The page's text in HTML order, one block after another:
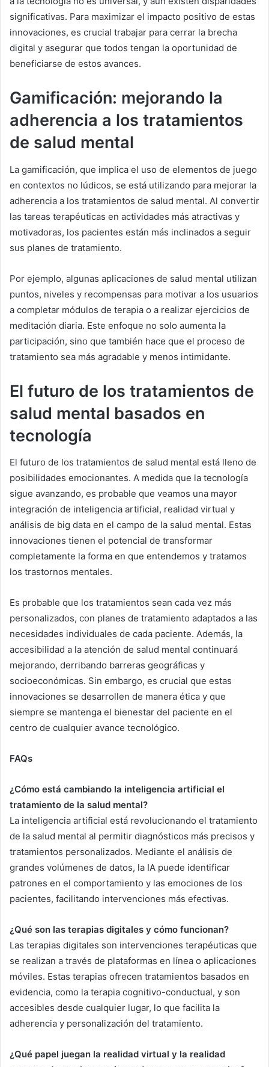
significativas. Para maximizar el impacto positivo de estas
innovaciones, es crucial trabajar para cerrar la brecha
digital y asegurar que todos tengan la oportunidad de
beneficiarse de estos avances.
Gamificación: mejorando la
adherencia a los tratamientos
de salud mental
La gamificación, que implica el uso de elementos de juego
en contextos no lúdicos, se está utilizando para mejorar la
adherencia a los tratamientos de salud mental. Al convertir
las tareas terapéuticas en actividades más atractivas y
motivadoras, los pacientes están más inclinados a seguir
sus planes de tratamiento.
Por ejemplo, algunas aplicaciones de salud mental utilizan
puntos, niveles y recompensas para motivar a los usuarios
a completar módulos de terapia o a realizar ejercicios de
meditación diaria. Este enfoque no solo aumenta la
participación, sino que también hace que el proceso de
tratamiento sea más agradable y menos intimidante.
El futuro de los tratamientos de
salud mental basados en
tecnología
El futuro de los tratamientos de salud mental está lleno de
posibilidades emocionantes. A medida que la tecnología
sigue avanzando, es probable que veamos una mayor
integración de inteligencia artificial, realidad virtual y
análisis de big data en el campo de la salud mental. Estas
innovaciones tienen el potencial de transformar
completamente la forma en que entendemos y tratamos
los trastornos mentales.
Es probable que los tratamientos sean cada vez más
personalizados, con planes de tratamiento adaptados a las
necesidades individuales de cada paciente. Además, la
accesibilidad a la atención de salud mental continuará
mejorando, derribando barreras geográficas y
socioeconómicas. Sin embargo, es crucial que estas
innovaciones se desarrollen de manera ética y que
siempre se mantenga el bienestar del paciente en el
centro de cualquier avance tecnológico.
FAQs
¿Cómo está cambiando la inteligencia artificial el
tratamiento de la salud mental?
La inteligencia artificial está revolucionando el tratamiento
de la salud mental al permitir diagnósticos más precisos y
tratamientos personalizados. Mediante el análisis de
grandes volúmenes de datos, la IA puede identificar
patrones en el comportamiento y las emociones de los
pacientes, facilitando intervenciones más efectivas.
¿Qué son las terapias digitales y cómo funcionan?
Las terapias digitales son intervenciones terapéuticas que
se realizan a través de plataformas en línea o aplicaciones
móviles. Estas terapias ofrecen tratamientos basados en
evidencia, como la terapia cognitivo-conductual, y son
accesibles desde cualquier lugar, lo que facilita la
adherencia y personalización del tratamiento.
¿Qué papel juegan la realidad virtual y la realidad